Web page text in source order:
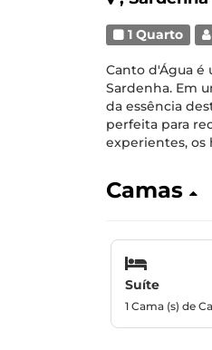
1 Quarto
Canto d'Água é
Sardenha. Em
da essência
perfeita para
experientes, os
Camas
Suíte
1 Cama (s) de